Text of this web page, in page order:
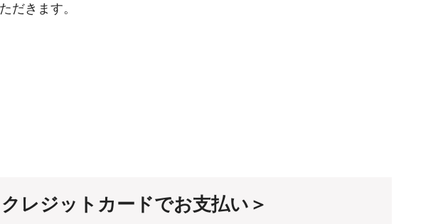
だきます。
レジットカードでお支払い＞